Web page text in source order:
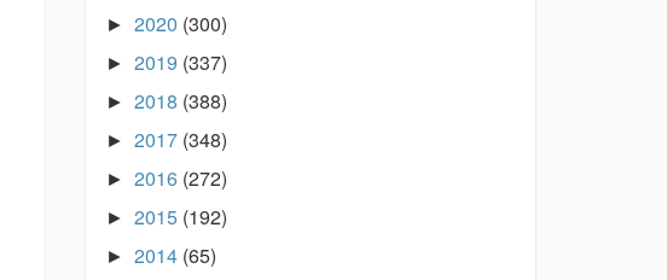
► 2020 (300)
► 2019 (337)
► 2018 (388)
► 2017 (348)
► 2016 (272)
► 2015 (192)
► 2014 (65)